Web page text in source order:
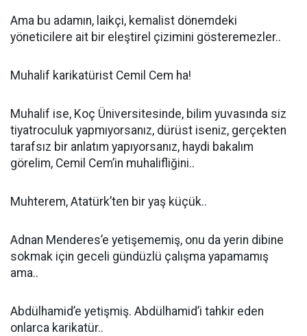
Ama bu adamın, laikçi, kemalist dönemdeki
yöneticilere ait bir eleştirel çizimini gösteremezler..
Muhalif karikatürist Cemil Cem ha!
Muhalif ise, Koç Üniversitesinde, bilim yuvasında siz
tiyatroculuk yapmıyorsanız, dürüst iseniz, gerçekten
tarafsız bir anlatım yapıyorsanız, haydi bakalım
görelim, Cemil Cem’in muhalifliğini..
Muhterem, Atatürk’ten bir yaş küçük..
Adnan Menderes’e yetişememiş, onu da yerin dibine
sokmak için geceli gündüzlü çalışma yapamamış
ama..
Abdülhamid’e yetişmiş. Abdülhamid’i tahkir eden
onlarca karikatür..